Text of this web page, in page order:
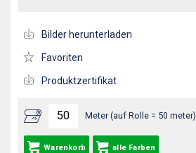
Meter (auf Rolle = 50 meter)
Warenkorb alle Farben
Bilder herunterladen
Favoriten
Produktzertifikat